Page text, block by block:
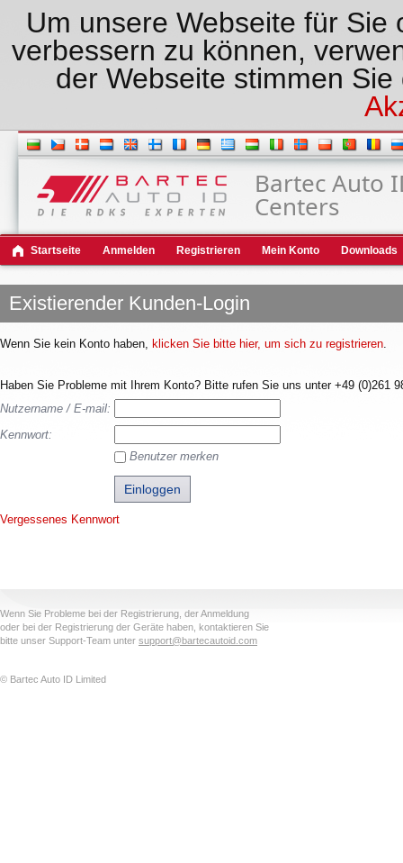
Um unsere Webseite für
verbessern zu können,
der Webseite stimmen
Bartec Auto
Centers
Startseite Anmelden Registrieren Mein Konto Downloads
Existierender Kunden-Login
Wenn Sie kein Konto haben, klicken Sie bitte hier, um sich zu registrieren.
Haben Sie Probleme mit Ihrem Konto? Bitte rufen Sie uns unter +49 (0)261
Nutzername / E-mail:
Kennwort:
Benutzer merken
Vergessenes Kennwort
Wenn Sie Probleme bei der Registrierung, der Anmeldung
oder bei der Registrierung der Geräte haben, kontaktieren Sie
bitte unser Support-Team unter support@bartecautoid.com
© Bartec Auto ID Limited